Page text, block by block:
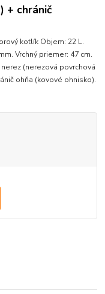
+ chránič
kotlík Objem: 22 L.
Vrchný priemer: 47 cm.
(nerezová povrchová
ohňa (kovové ohnisko).